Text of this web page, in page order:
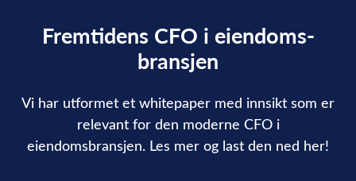
Fremtidens CFO i eiendoms­
bransjen
Vi har utformet et whitepaper med innsikt som er
relevant for den moderne CFO i
eiendomsbransjen. Les mer og last den ned her!